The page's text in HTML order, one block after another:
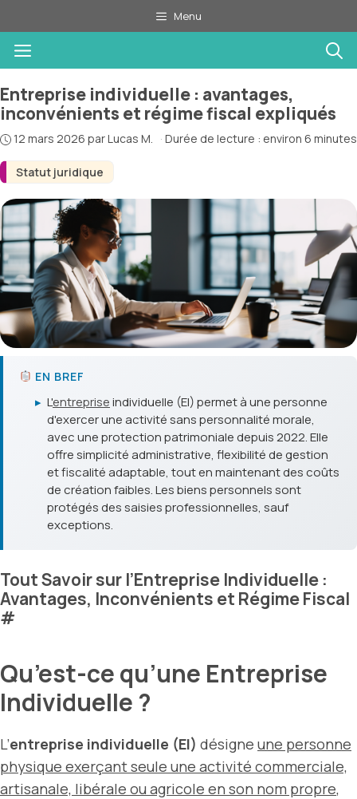
au
contenu
Menu
Menu
Statut juridique
Entreprise individuelle : avantages,
inconvénients et régime fiscal expliqués
12 mars 2026 parLucas M. · Durée de lecture : environ 6 minutes
EN BREF
▸ L'entrepriseindividuelle (EI) permet à une personne
d'exercer une activité sans personnalité morale,
avec une protection patrimoniale depuis 2022. Elle
offre simplicité administrative, flexibilité de gestion
et fiscalité adaptable, tout en maintenant des coûts
de création faibles. Les biens personnels sont
protégés des saisies professionnelles, sauf
exceptions.
Tout Savoir sur l’Entreprise Individuelle :
Avantages, Inconvénients et Régime Fiscal
#
Qu’est-ce qu’une Entreprise
Individuelle ?
L’entreprise individuelle (EI) désigne une personne
physique exerçant seule une activité commerciale,
artisanale, libérale ou agricole en son nom propre,